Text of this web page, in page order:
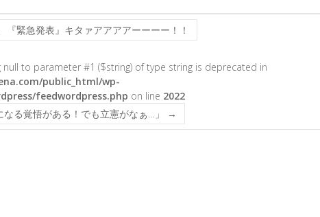
『緊急発表』キタァアアアアーーーー！！
null to parameter #1 ($string) of type string is deprecated in
public_html/wp-
feedwordpress.php on line 2022
る覚悟がある！でも立憲がなぁ…」
→